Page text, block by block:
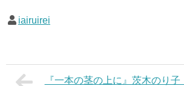
iairuirei
『一本の茎の上に』茨木のり子